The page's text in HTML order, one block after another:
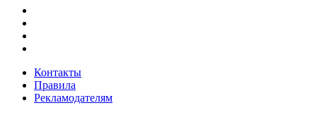
Контакты
Правила
Рекламодателям